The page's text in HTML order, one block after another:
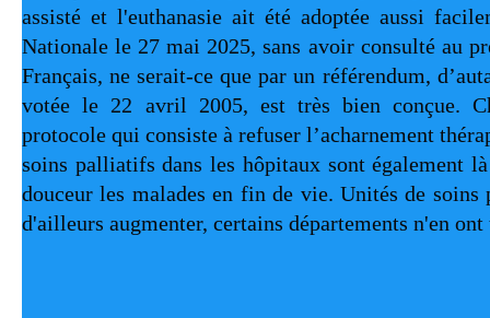
assisté et l'euthanasie ait été adoptée aussi
Nationale le 27 mai 2025, sans avoir consulté au
Français, ne serait-ce que par un référendum,
votée le 22 avril 2005, est très bien conçue.
protocole qui consiste à refuser l’acharnement
soins palliatifs dans les hôpitaux sont également
douceur les malades en fin de vie. Unités de
d'ailleurs augmenter, certains départements n'en